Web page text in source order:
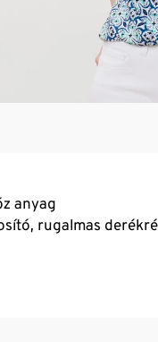
anyag
rugalmas